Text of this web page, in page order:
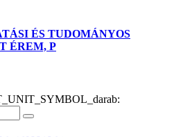
ÉS TUDOMÁNYOS
ÉREM, P